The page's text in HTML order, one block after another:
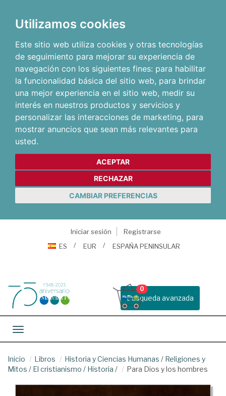
Utilizamos cookies
Este sitio web utiliza cookies y otras tecnologías
de seguimiento para mejorar su experiencia de
navegación con los siguientes fines: para habilitar
la funcionalidad básica del sitio web, para brindar
una mejor experiencia en el sitio web, medir su
interés en nuestros productos y servicios y
personalizar las interacciones de marketing, para
mostrar anuncios que sean más relevantes para
usted.
ACEPTAR
RECHAZAR
CAMBIAR PREFERENCIAS
Iniciar sesión
Registrarse
ES
EUR ESPAÑA PENINSULAR
Busqueda avanzada
0
Toggle navigation
Inicio Libros Historia y Ciencias Humanas / Religiones y
Mitos / El cristianismo / Historia / Para Dios y los hombres